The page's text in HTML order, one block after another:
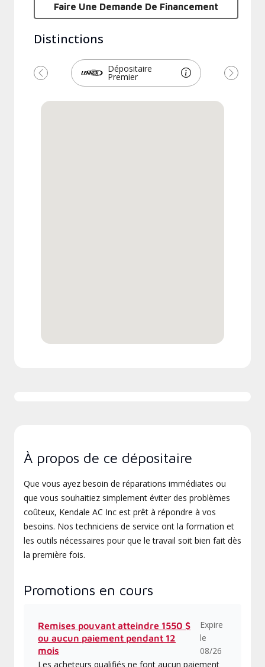
Faire Une Demande De Financement
Distinctions
Dépositaire
Premier
Précédent Suivant
À propos de ce dépositaire
Que vous ayez besoin de réparations immédiates ou
que vous souhaitiez simplement éviter des problèmes
coûteux, Kendale AC Inc est prêt à répondre à vos
besoins. Nos techniciens de service ont la formation et
les outils nécessaires pour que le travail soit bien fait dès
la première fois.
Promotions en cours
Remises pouvant atteindre 1550 $
ou aucun paiement pendant 12
mois
Expire
le
08/26
Les acheteurs qualifiés ne font aucun paiement